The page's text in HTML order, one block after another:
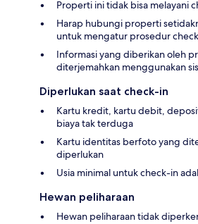
Properti ini tidak bisa melayani
Harap hubungi properti
untuk mengatur prosedur
Informasi yang diberikan oleh
diterjemahkan menggunakan
Diperlukan saat check-in
Kartu kredit, kartu debit,
biaya tak terduga
Kartu identitas berfoto yang
diperlukan
Usia minimal untuk check-in
Hewan peliharaan
Hewan peliharaan tidak